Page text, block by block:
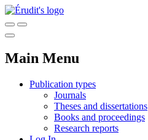
Main Menu
Publication types
Journals
Theses and dissertations
Books and proceedings
Research reports